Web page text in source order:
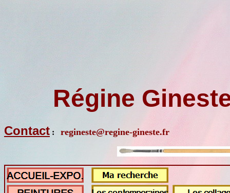
Régine
Contact : regineste@regine-gineste.fr